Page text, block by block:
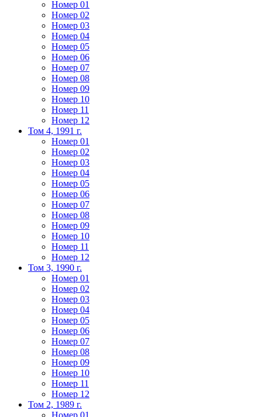
Номер 01
Номер 02
Номер 03
Номер 04
Номер 05
Номер 06
Номер 07
Номер 08
Номер 09
Номер 10
Номер 11
Номер 12
Том 4, 1991 г.
Номер 01
Номер 02
Номер 03
Номер 04
Номер 05
Номер 06
Номер 07
Номер 08
Номер 09
Номер 10
Номер 11
Номер 12
Том 3, 1990 г.
Номер 01
Номер 02
Номер 03
Номер 04
Номер 05
Номер 06
Номер 07
Номер 08
Номер 09
Номер 10
Номер 11
Номер 12
Том 2, 1989 г.
Номер 01